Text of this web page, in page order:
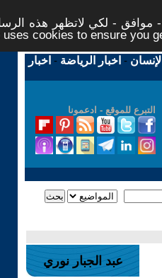
موافق - لكي لاتظهر هذه
cookies to ensure you
- اخبار الرياضة - اخبار
التبرع للموقع - ادعمونا
عبد الجبار نوري